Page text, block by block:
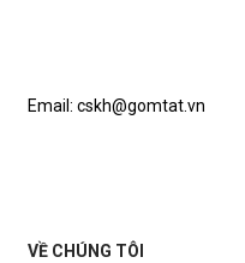
Email: cskh@gomtat.vn
VỀ CHÚNG TÔI